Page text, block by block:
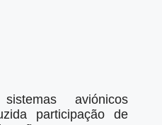
aviónicos
participação de